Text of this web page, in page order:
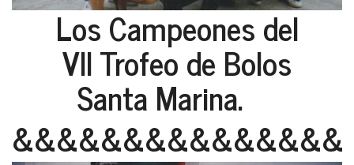
Los Campeones del
VII Trofeo de Bolos
Santa Marina.
&&&&&&&&&&&&&&&